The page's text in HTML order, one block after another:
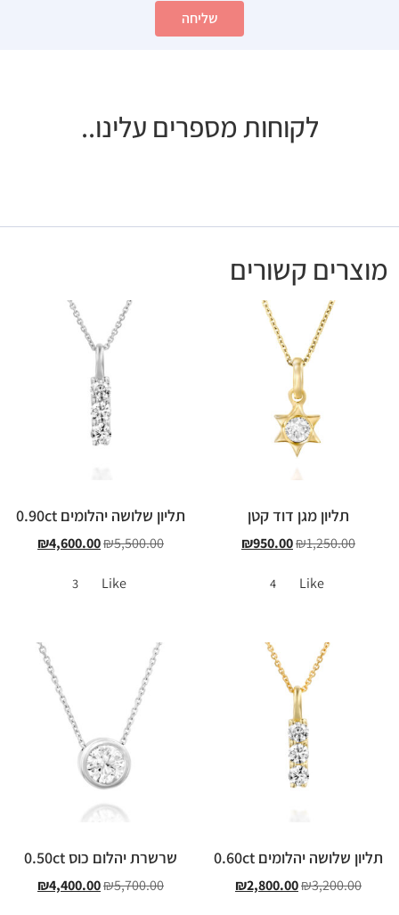
שליחה
לקוחות מספרים עלינו..
מוצרים קשורים
תליון מגן דוד קטן
₪1,250.00
₪950.00
Like
4
תליון שלושה יהלומים 0.90ct
₪5,500.00
₪4,600.00
Like
3
תליון שלושה יהלומים 0.60ct
₪3,200.00
₪2,800.00
שרשרת יהלום כוס 0.50ct
₪5,700.00
₪4,400.00